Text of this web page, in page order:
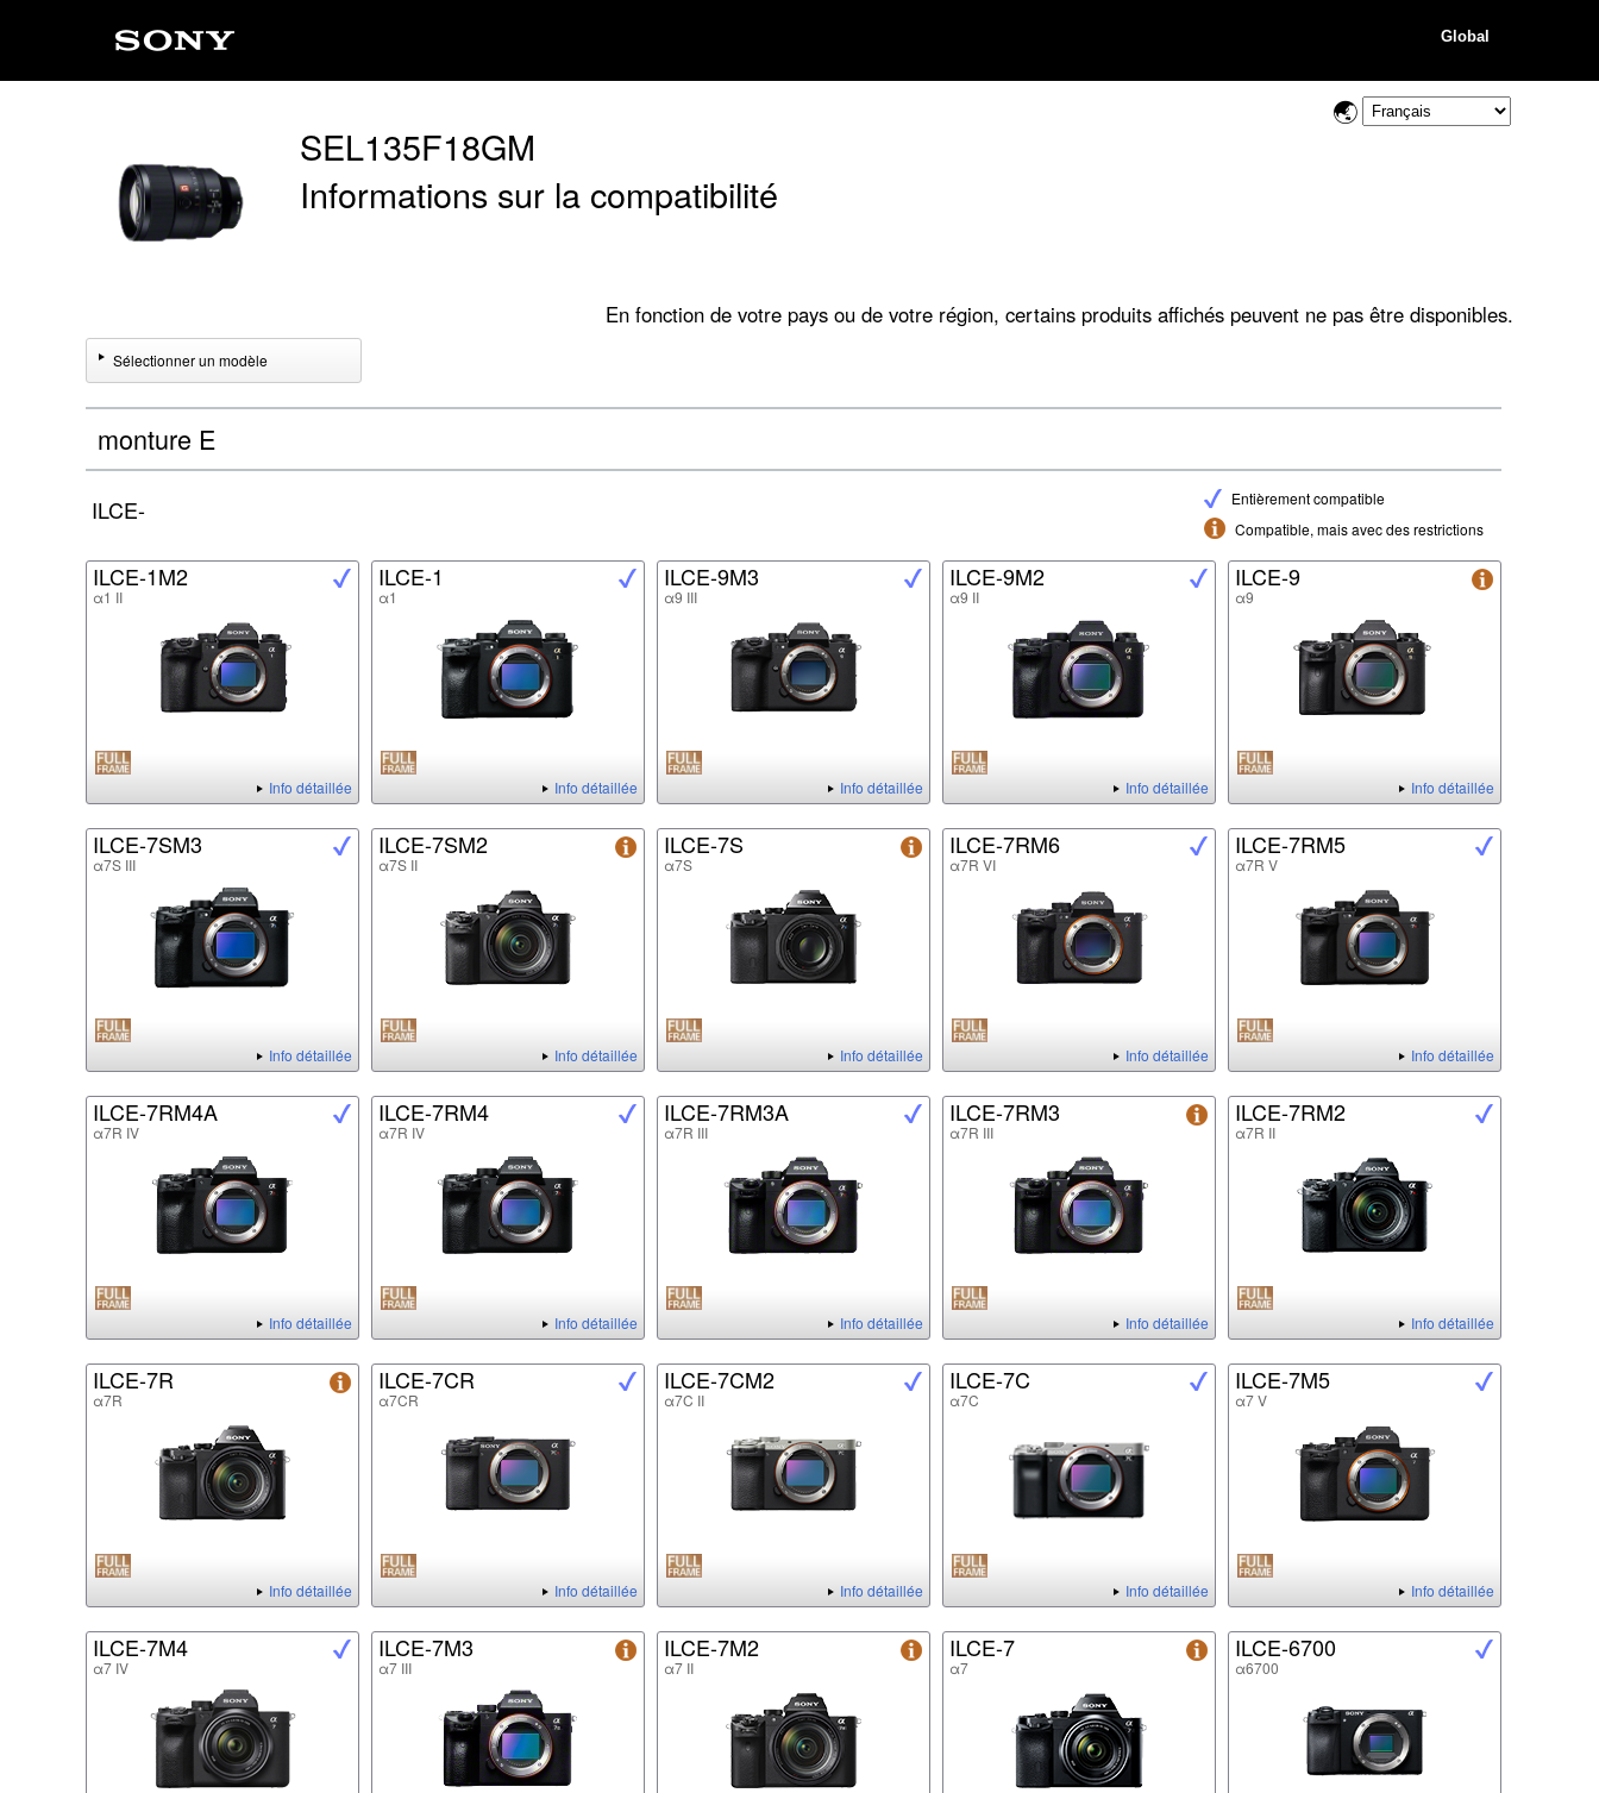
Global
SEL135F18GM
Informations sur la compatibilité
En fonction de votre pays ou de votre région, certains produits affichés peuvent ne pas être disponibles.
Sélectionner un modèle
monture E
Entièrement compatible
Compatible, mais avec des restrictions
ILCE-
ILCE-1M2
α1 II
Info détaillée
ILCE-1
α1
Info détaillée
ILCE-9M3
α9 III
Info détaillée
ILCE-9M2
α9 II
Info détaillée
ILCE-9
α9
Info détaillée
ILCE-7SM3
α7S III
Info détaillée
ILCE-7SM2
α7S II
Info détaillée
ILCE-7S
α7S
Info détaillée
ILCE-7RM6
α7R VI
Info détaillée
ILCE-7RM5
α7R V
Info détaillée
ILCE-7RM4A
α7R IV
Info détaillée
ILCE-7RM4
α7R IV
Info détaillée
ILCE-7RM3A
α7R III
Info détaillée
ILCE-7RM3
α7R III
Info détaillée
ILCE-7RM2
α7R II
Info détaillée
ILCE-7R
α7R
Info détaillée
ILCE-7CR
α7CR
Info détaillée
ILCE-7CM2
α7C II
Info détaillée
ILCE-7C
α7C
Info détaillée
ILCE-7M5
α7 V
Info détaillée
ILCE-7M4
α7 IV
ILCE-7M3
α7 III
ILCE-7M2
α7 II
ILCE-7
α7
ILCE-6700
α6700